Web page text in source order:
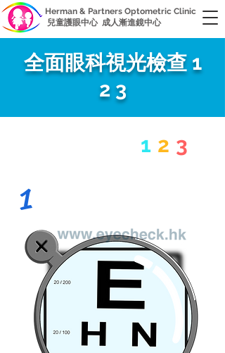
Herman & Partners Optometric Clinic
兒童護眼中心 成人漸進鏡中心
全面眼科視光檢查 1
2 3
1 2 3
1